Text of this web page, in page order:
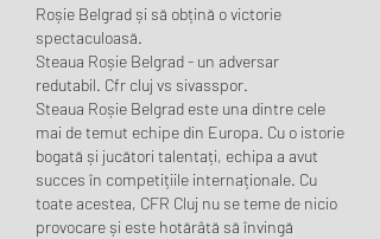
Roșie Belgrad și să obțină o victorie
spectaculoasă.
Steaua Roșie Belgrad - un adversar
redutabil. Cfr cluj vs sivasspor.
Steaua Roșie Belgrad este una dintre cele
mai de temut echipe din Europa. Cu o istorie
bogată și jucători talentați, echipa a avut
succes în competițiile internaționale. Cu
toate acestea, CFR Cluj nu se teme de nicio
provocare și este hotărâtă să învingă